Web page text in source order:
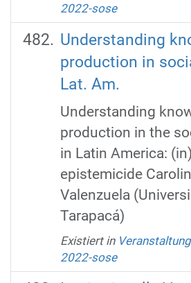
2022-sose
Understanding
production in
Lat. Am.
Understanding
production in the
in Latin America:
epistemicide
Valenzuela
Tarapacá)
Existiert in
2022-sose